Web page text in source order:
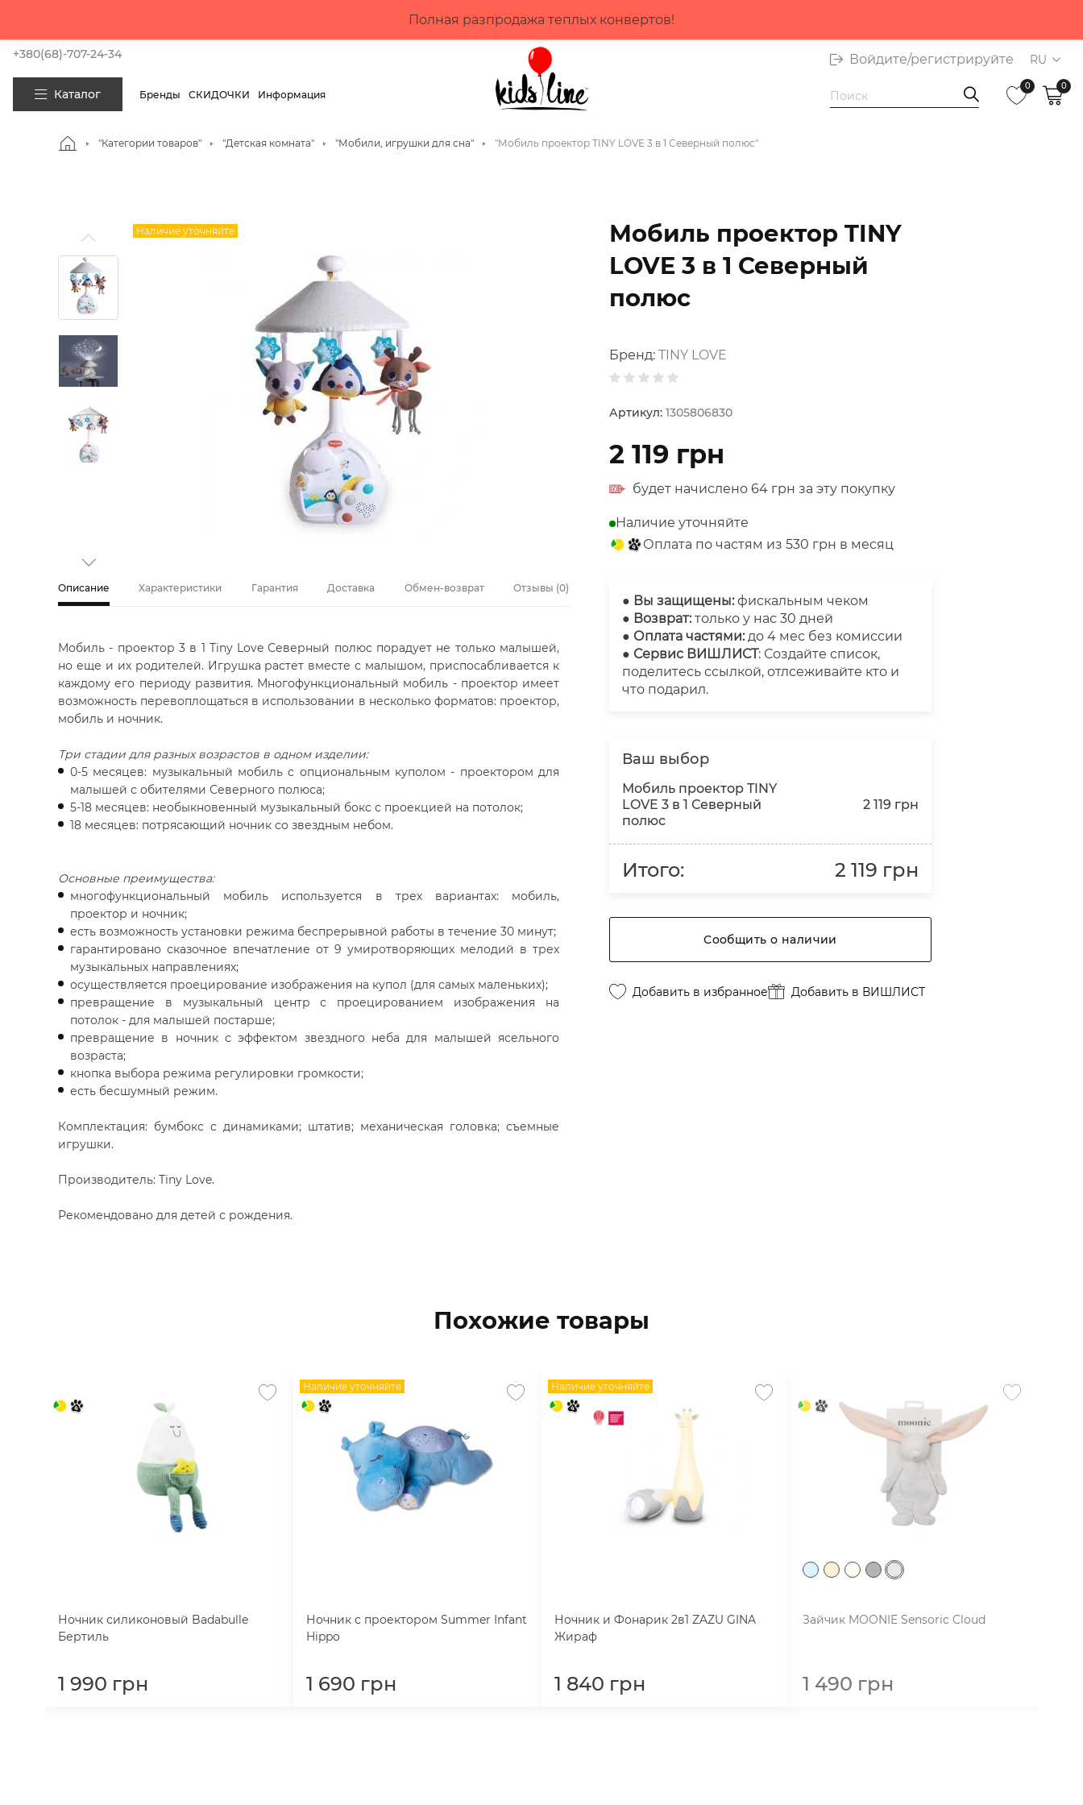
Покупай сейчас, плати потом! Выбирай оплату до 4 мес частями от Приватбанка
+380(68)-707-24-34
Каталог Бренды СКИДОЧКИ Информация
Войдите/регистрируйте RU
0 0
"Категории товаров" "Детская комната" "Мобили, игрушки для сна" "Мобиль проектор TINY LOVE 3 в 1 Северный полюс"
Наличие уточняйте
Описание Характеристики Гарантия Доставка Обмен-возврат Отзывы (0)
Мобиль - проектор 3 в 1 Tiny Love Северный полюс порадует не только малышей,
но еще и их родителей. Игрушка растет вместе с малышом, приспосабливается к
каждому его периоду развития. Многофункциональный мобиль - проектор имеет
возможность перевоплощаться в использовании в несколько форматов: проектор,
мобиль и ночник.
Три стадии для разных возрастов в одном изделии:
0-5 месяцев: музыкальный мобиль с опциональным куполом - проектором для
малышей с обителями Северного полюса;
5-18 месяцев: необыкновенный музыкальный бокс с проекцией на потолок;
18 месяцев: потрясающий ночник со звездным небом.
Основные преимущества:
многофункциональный мобиль используется в трех вариантах: мобиль,
проектор и ночник;
есть возможность установки режима беспрерывной работы в течение 30 минут;
гарантировано сказочное впечатление от 9 умиротворяющих мелодий в трех
музыкальных направлениях;
осуществляется проецирование изображения на купол (для самых маленьких);
превращение в музыкальный центр с проецированием изображения на
потолок - для малышей постарше;
превращение в ночник с эффектом звездного неба для малышей ясельного
возраста;
кнопка выбора режима регулировки громкости;
есть бесшумный режим.
Комплектация: бумбокс с динамиками; штатив; механическая головка; съемные
игрушки.
Производитель: Tiny Love.
Рекомендовано для детей с рождения.
Мобиль проектор TINY
LOVE 3 в 1 Северный
полюс
Бренд: TINY LOVE
Артикул: 1305806830
2 119 грн
будет начислено 64 грн за эту покупку
Наличие уточняйте
Оплата по частям из 530 грн в месяц
● Вы защищены:фискальным чеком
● Возврат:только у нас 30 дней
● Оплата частями:до 4 мес без комиссии
● Сервис ВИШЛИСТ: Создайте список,
поделитесь ссылкой, отлсеживайте кто и
что подарил.
Ваш выбор
Мобиль проектор TINY
LOVE 3 в 1 Северный
полюс
2 119 грн
Итого: 2 119 грн
Сообщить о наличии
Добавить в избранное Добавить в ВИШЛИСТ
Похожие товары
Ночник силиконовый Badabulle
Бертиль
1 990 грн
Наличие уточняйте
Ночник с проектором Summer Infant
Hippo
1 690 грн
Наличие уточняйте
Ночник и Фонарик 2в1 ZAZU GINA
Жираф
1 840 грн
Зайчик MOONIE Sensoric Cloud
1 490 грн